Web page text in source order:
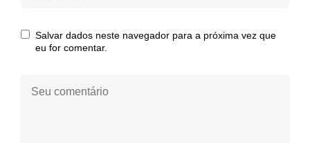
Salvar dados neste navegador para a próxima vez que
eu for comentar.
comentário: